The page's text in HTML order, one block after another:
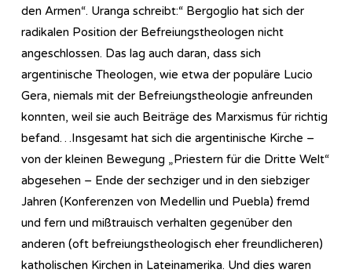
den Armen“. Uranga schreibt:“ Bergoglio hat sich der
radikalen Position der Befreiungstheologen nicht
angeschlossen. Das lag auch daran, dass sich
argentinische Theologen, wie etwa der populäre Lucio
Gera, niemals mit der Befreiungstheologie anfreunden
konnten, weil sie auch Beiträge des Marxismus für richtig
befand…Insgesamt hat sich die argentinische Kirche –
von der kleinen Bewegung „Priestern für die Dritte Welt“
abgesehen – Ende der sechziger und in den siebziger
Jahren (Konferenzen von Medellin und Puebla) fremd
und fern und mißtrauisch verhalten gegenüber den
anderen (oft befreiungstheologisch eher freundlicheren)
katholischen Kirchen in Lateinamerika. Und dies waren